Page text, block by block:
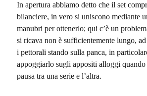
In apertura abbiamo detto che il set
bilanciere, in vero si uniscono mediante
manubri per ottenerlo; qui c’è un
si ricava non è sufficientemente lungo,
i pettorali stando sulla panca, in
appoggiarlo sugli appositi alloggi quando
pausa tra una serie e l’altra.